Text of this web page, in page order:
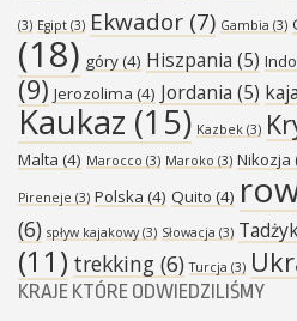
(3) Egipt (3) Ekwador (7) Gambia (3)
(18) góry(4) Hiszpania (5)
(9) Jerozolima (4) Jordania (5)
Kaukaz (15) Kazbek (3)
Malta (4) Marocco (3) Maroko (3) Nikozja
Pireneje (3) Polska (4) Quito (4)
(6) spływ kajakowy(3) Słowacja (3)
(11) trekking (6) Turcja (3)
KRAJE KTÓRE ODWIEDZILIŚMY